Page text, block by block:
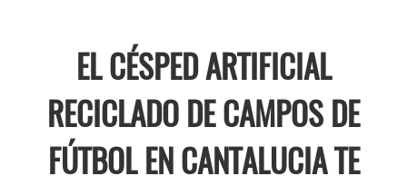
EL CÉSPED ARTIFICIAL
RECICLADO DE CAMPOS DE
FÚTBOL EN CANTALUCIA TE